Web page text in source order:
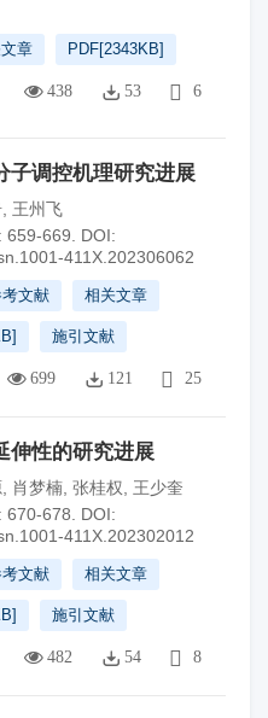
章 PDF[2343KB]
438 53 6
子调控机理研究进展
王州飞
669.
DOI:
411X.202306062
文献 相关文章
] 施引文献
699 121 25
伸性的研究进展
肖梦楠 张桂权
王少奎
678.
DOI:
411X.202302012
文献 相关文章
] 施引文献
482 54 8